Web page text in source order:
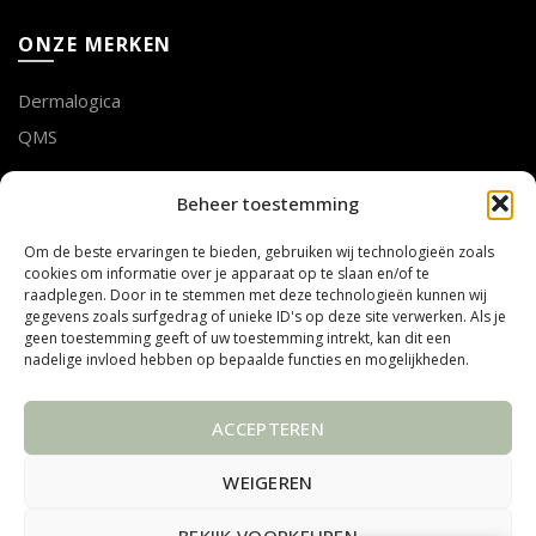
Beheer toestemming
Om de beste ervaringen te bieden, gebruiken wij technologieën zoals
cookies om informatie over je apparaat op te slaan en/of te
raadplegen. Door in te stemmen met deze technologieën kunnen wij
gegevens zoals surfgedrag of unieke ID's op deze site verwerken. Als je
geen toestemming geeft of uw toestemming intrekt, kan dit een
nadelige invloed hebben op bepaalde functies en mogelijkheden.
ACCEPTEREN
WEIGEREN
ONZE MERKEN
Dermalogica
QMS
LOTTE GEUSENS
Tel. 011 75 53 28
mail info@mooibijlotte.be
ADRES
Steenweg Linde 10